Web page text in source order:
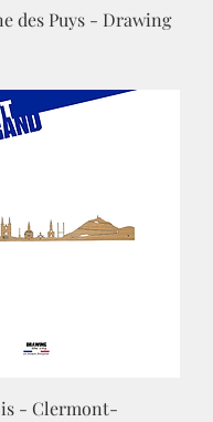
des Puys - Drawing
- Clermont-